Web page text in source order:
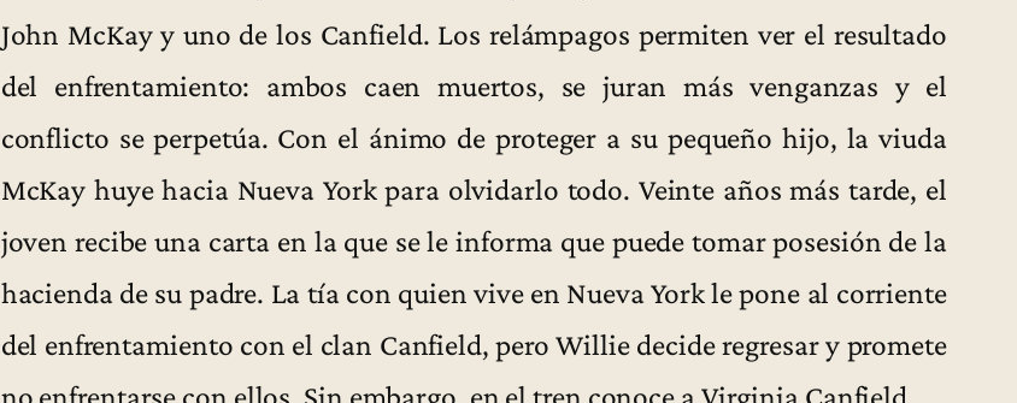
John McKay y uno de los Canfield. Los relámpagos permiten ver el resultado
del enfrentamiento: ambos caen muertos, se juran más venganzas y el
conflicto se perpetúa. Con el ánimo de proteger a su pequeño hijo, la viuda
McKay huye hacia Nueva York para olvidarlo todo. Veinte años más tarde, el
joven recibe una carta en la que se le informa que puede tomar posesión de la
hacienda de su padre. La tía con quien vive en Nueva York le pone al corriente
del enfrentamiento con el clan Canfield, pero Willie decide regresar y promete
no enfrentarse con ellos. Sin embargo, en el tren conoce a Virginia Canfield…